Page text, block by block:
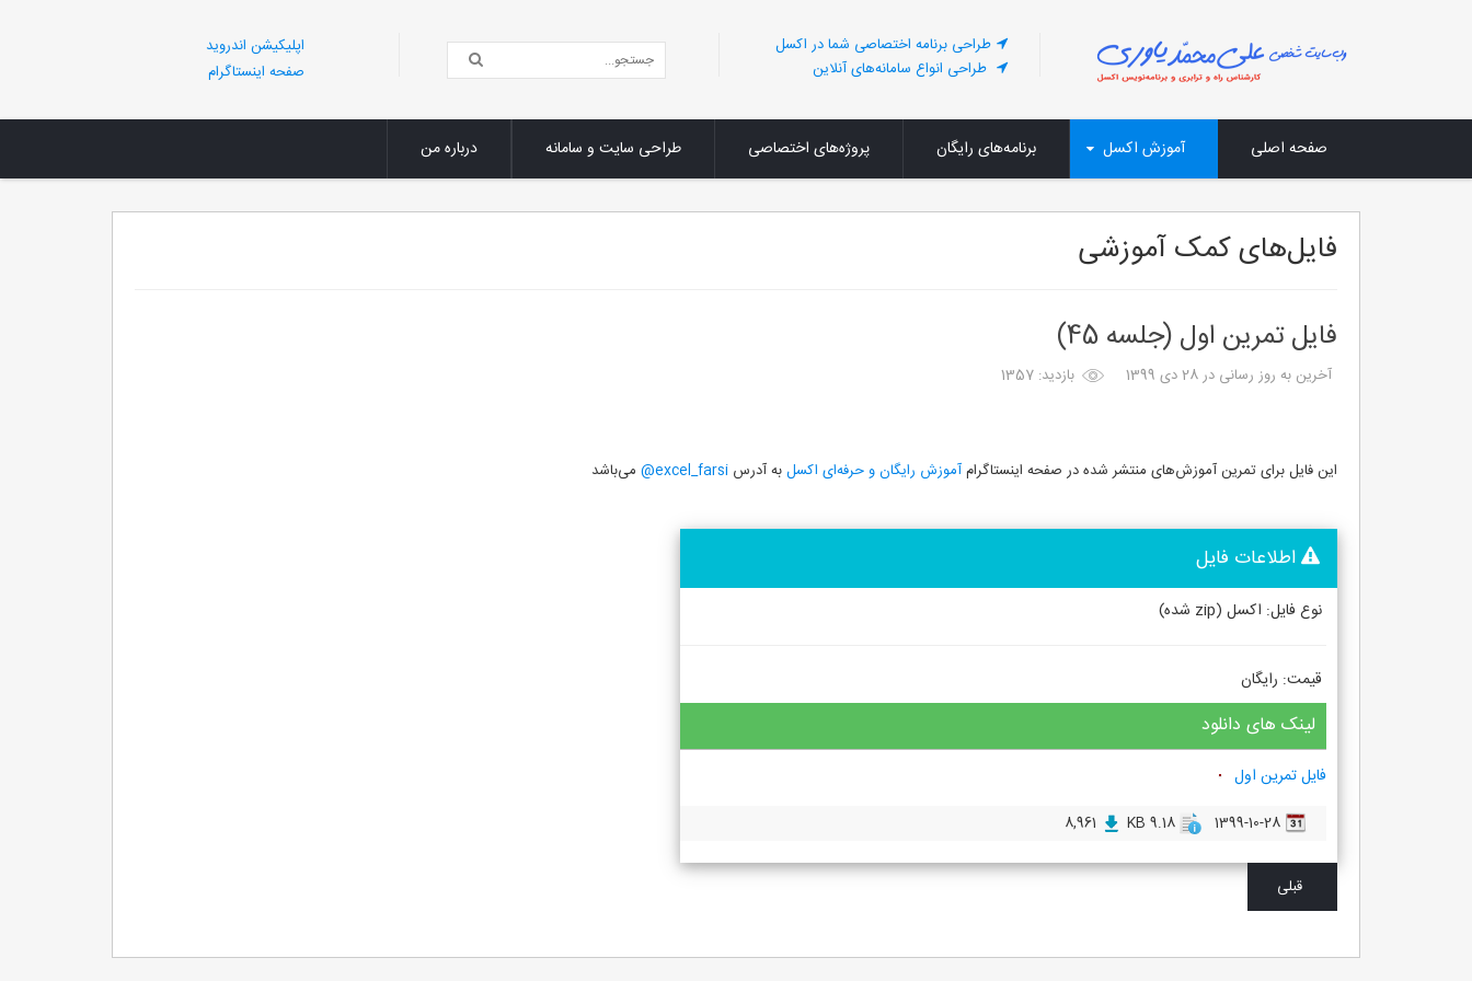
طراحی برنامه اختصاصی شما در اکسل
طراحی انواع سامانه‌های آنلاین
اپلیکیشن اندروید
صفحه اینستاگرام
صفحه اصلی آموزش اکسل برنامه‌های رایگان پروژه‌های اختصاصی طراحی سایت و سامانه درباره من
فایل‌های کمک آموزشی
فایل تمرین اول (جلسه 45)
آخرین به روز رسانی در 28 دی 1399 بازدید: 1357
این فایل برای تمرین آموزش‌های منتشر شده در صفحه اینستاگرامآموزش رایگان و حرفه‌ای اکسلبه آدرس excel_farsi@ می‌باشد
اطلاعات فایل
نوع فایل: اکسل (zip شده)
قیمت: رایگان
لینک های دانلود
فایل تمرین اول
قبلی